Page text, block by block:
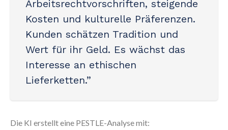
Arbeitsrechtvorschriften, steigende
Kosten und kulturelle Präferenzen.
Kunden schätzen Tradition und
Wert für ihr Geld. Es wächst das
Interesse an ethischen
Lieferketten.”
Die KI erstellt eine PESTLE-Analyse mit: